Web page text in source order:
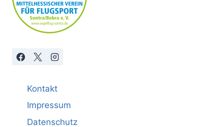
Kontakt
Impressum
Datenschutz